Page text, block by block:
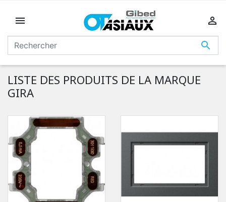



LISTE DES PRODUITS DE LA MARQUE
GIRA